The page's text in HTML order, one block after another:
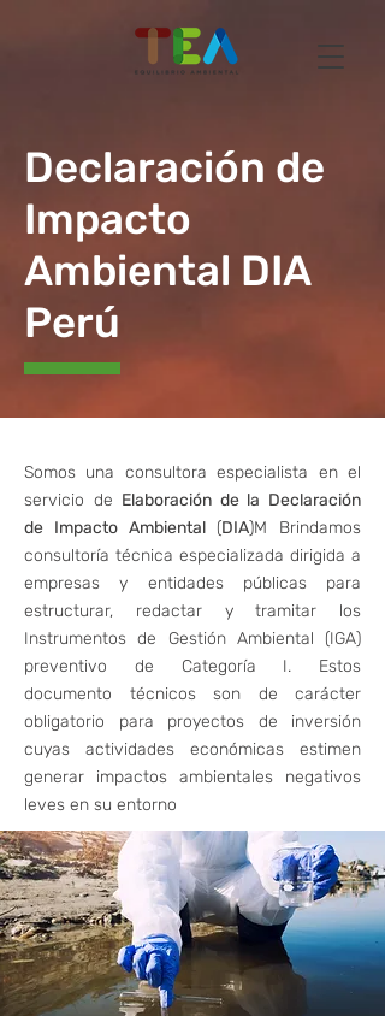
Declaración de
Impacto
Ambiental DIA
Perú
Somos una consultora especialista en el
servicio de Elaboración de la Declaración
de Impacto Ambiental(DIA)M Brindamos
consultoría técnica especializada dirigida a
empresas y entidades públicas para
estructurar, redactar y tramitar los
Instrumentos de Gestión Ambiental (IGA)
preventivo de Categoría I. Estos
documento técnicos son de carácter
obligatorio para proyectos de inversión
cuyas actividades económicas estimen
generar impactos ambientales negativos
leves en su entorno